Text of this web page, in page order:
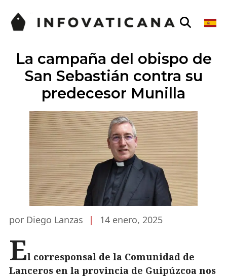
La campaña del obispo de
San Sebastián contra su
predecesor Munilla
por Diego Lanzas | 14 enero, 2025
El corresponsal de la Comunidad de
Lanceros en la provincia de Guipúzcoa nos